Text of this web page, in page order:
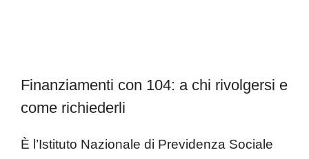
Finanziamenti con 104: a chi rivolgersi e
come richiederli
È l’Istituto Nazionale di Previdenza Sociale